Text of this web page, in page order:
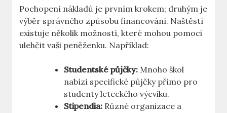
Pochopení nákladů je prvním krokem; druhým je
výběr​ správného způsobu financování. Naštěstí
existuje‌ několik možností, které mohou pomoci
ulehčit vaši peněženku.⁣ Například:
Studentské půjčky: Mnoho škol‍
nabízí ‌specifické půjčky přímo pro
studenty leteckého výcviku.
Stipendia: Různé organizace ⁢a